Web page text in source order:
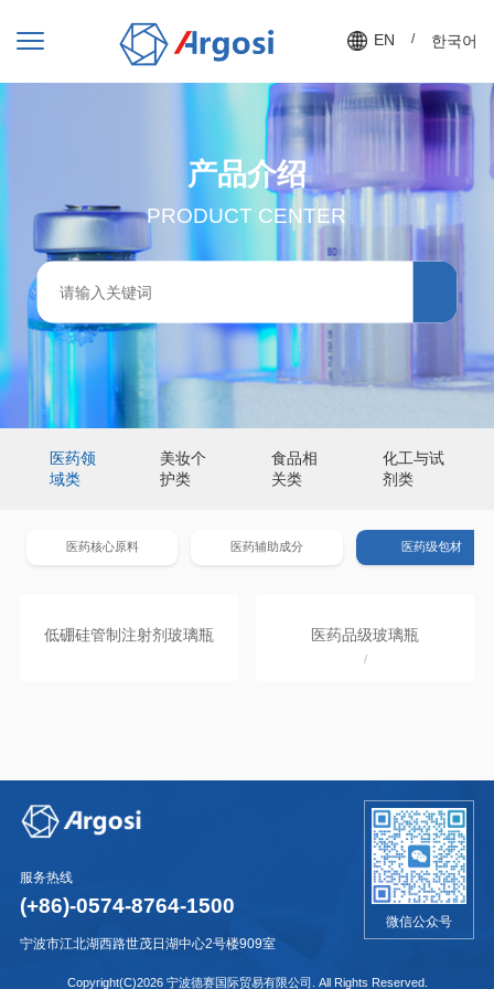
EN / 한국어
产品介绍
PRODUCT CENTER
医药领
域类
美妆个
护类
食品相
关类
化工与试
剂类
医药核心原料 医药辅助成分 医药级包材
低硼硅管制注射剂玻璃瓶 医药品级玻璃瓶
/
服务热线
(+86)-0574-8764-1500
宁波市江北湖西路世茂日湖中心2号楼909室
微信公众号
Copyright(C)2026宁波德赛国际贸易有限公司. All Rights Reserved.